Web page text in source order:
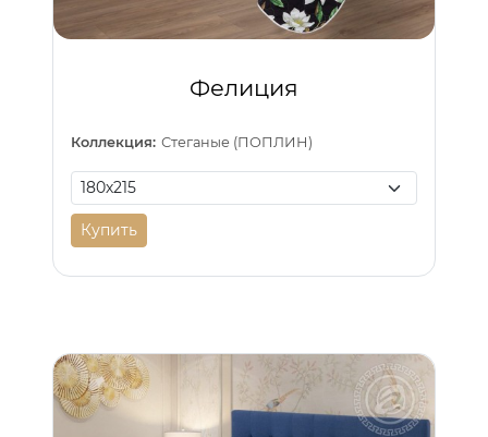
Фелиция
Коллекция: Стеганые (ПОПЛИН)
Купить